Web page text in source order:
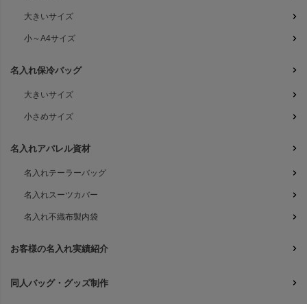
大きいサイズ
小～A4サイズ
名入れ保冷バッグ
大きいサイズ
小さめサイズ
名入れアパレル資材
名入れテーラーバッグ
名入れスーツカバー
名入れ不織布製内袋
お客様の名入れ実績紹介
同人バッグ・グッズ制作